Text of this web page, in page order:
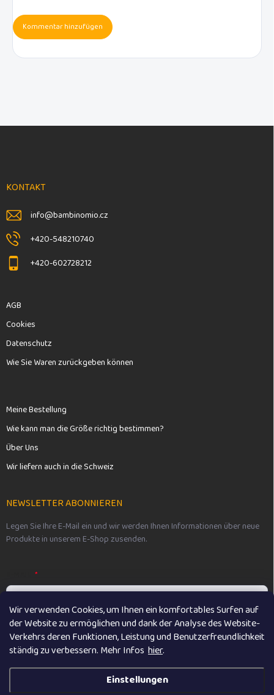
Wir verwenden Cookies, um Ihnen ein komfortables Surfen auf
der Website zu ermöglichen und dank der Analyse des Website-
Verkehrs deren Funktionen, Leistung und Benutzerfreundlichkeit
ständig zu verbessern. Mehr Infos hier.
Einstellungen
Kommentar hinzufügen
F
e
KONTAKT
info@bambinomio.cz
+420-548210740
+420-602728212
AGB
Cookies
Datenschutz
Wie Sie Waren zurückgeben können
Meine Bestellung
Wie kann man die Größe richtig bestimmen?
Über Uns
Wir liefern auch in die Schweiz
NEWSLETTER ABONNIEREN
Legen Sie Ihre E-Mail ein und wir werden Ihnen Informationen über neue
Produkte in unserem E-Shop zusenden.
Vložením e-mailu souhlasíte spodmínkami ochrany osobních údajů
Anmelden